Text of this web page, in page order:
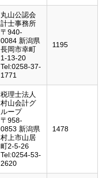
丸山公認会
計士事務所
〒940-
0084 新潟県
長岡市幸町
1-13-20
Tel:0258-37-
1771
1195
税理士法人
村山会計グ
ループ
〒958-
0853 新潟県
村上市山居
町2-5-26
Tel:0254-53-
2620
1478